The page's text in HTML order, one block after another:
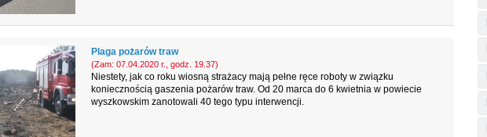
Plaga pożarów traw
(Zam: 07.04.2020 r., godz. 19.37)
Niestety, jak co roku wiosną strażacy mają pełne ręce roboty w związku
koniecznością gaszenia pożarów traw. Od 20 marca do 6 kwietnia w powiecie
wyszkowskim zanotowali 40 tego typu interwencji.